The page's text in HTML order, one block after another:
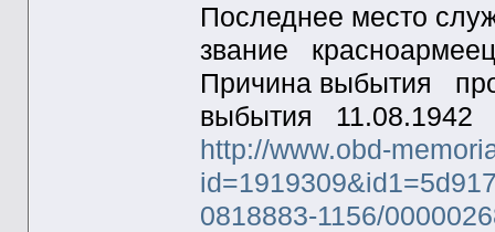
Последнее место
звание
Причина выбытия
выбытия 11.08.1942
http://www.obd-
0818883-1156/